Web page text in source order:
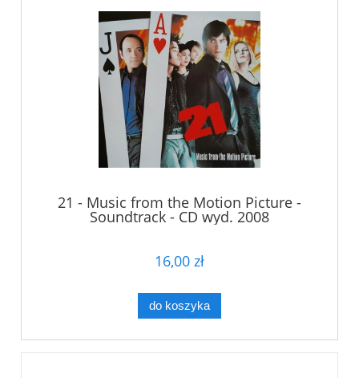
21 - Music from the Motion Picture -
Soundtrack - CD wyd. 2008
16,00 zł
do koszyka